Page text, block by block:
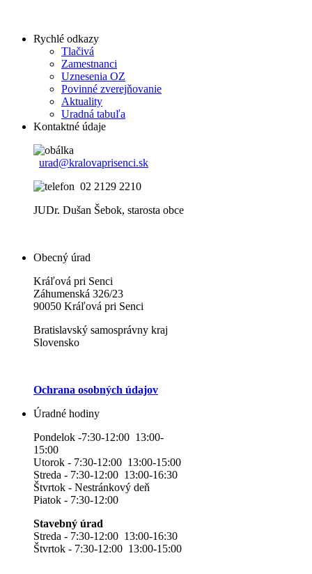
Rychlé odkazy
Tlačivá
Zamestnanci
Uznesenia OZ
Povinné zverejňovanie
Aktuality
Uradná tabuľa
Kontaktné údaje
urad@kralovaprisenci.sk
02 2129 2210
JUDr. Dušan Šebok, starosta obce
Obecný úrad
Kráľová pri Senci
Záhumenská 326/23
90050 Kráľová pri Senci
Bratislavský samosprávny kraj
Slovensko
Ochrana osobných údajov
Úradné hodiny
Pondelok -7:30-12:00 13:00-
15:00
Utorok - 7:30-12:00 13:00-15:00
Streda - 7:30-12:00 13:00-16:30
Štvrtok - Nestránkový deň
Piatok - 7:30-12:00
Stavebný úrad
Streda - 7:30-12:00 13:00-16:30
Štvrtok - 7:30-12:00 13:00-15:00